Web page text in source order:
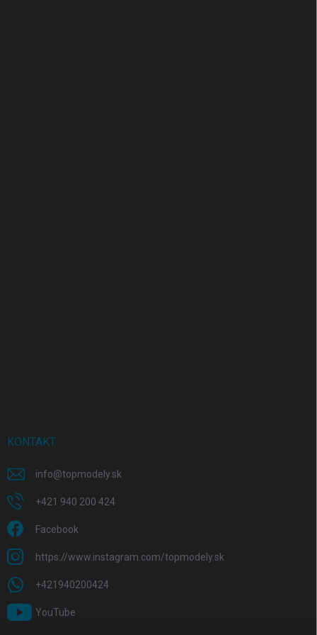
KONTAKT
info@topmodely.sk
+421 940 200 424
Facebook
https://www.instagram.com/topmodely.sk
+421940200424
YouTube